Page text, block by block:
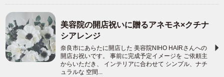
美容院の開店祝いに贈るアネモネ×クチナ
シアレンジ
奈良市にあらたに開店した 美容院NIHO HAIRさんへの
開店お祝いです。 事前に完成予定イメージを ご依頼主
からいただき、 インテリアに合わせて シンプル、ナチ
ュラルな 空間...